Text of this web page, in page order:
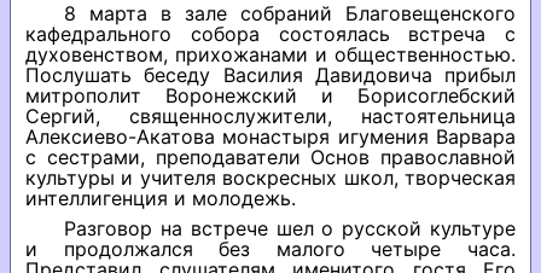
8 марта в зале собраний Благовещенского
кафедрального собора состоялась встреча с
духовенством, прихожанами и общественностью.
Послушать беседу Василия Давидовича прибыл
митрополит Воронежский и Борисоглебский
Сергий, священнослужители, настоятельница
Алексиево-Акатова монастыря игумения Варвара
с сестрами, преподаватели Основ православной
культуры и учителя воскресных школ, творческая
интеллигенция и молодежь.
Разговор на встрече шел о русской культуре
и продолжался без малого четыре часа.